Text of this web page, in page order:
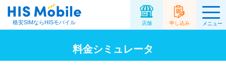
格安SIMならHISモバイル 店舗 申し込み メニュー
料金シミュレータ